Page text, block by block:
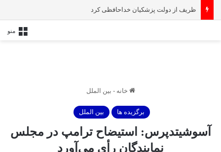
منو
خانه - بین الملل
برگزیده ها بین الملل
آسوشیتدپرس: استیضاح ترامپ در مجلس
نمایندگان رأی می‌آورد